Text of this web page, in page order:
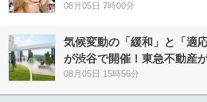
08月05日 7時00分
気候変動の「緩和」と「適
が渋谷で開催！東急不動産
08月05日 15時56分